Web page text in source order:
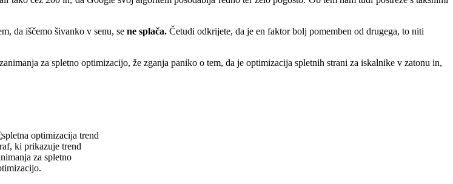
da iščemo šivanko v senu, se ne splača. Četudi odkrijete, da je en faktor bolj pomemben od drugega, to niti
za spletno optimizacijo, že zganja paniko o tem, da je optimizacija spletnih strani za iskalnike v zatonu in,
ki prikazuje trend
za spletno